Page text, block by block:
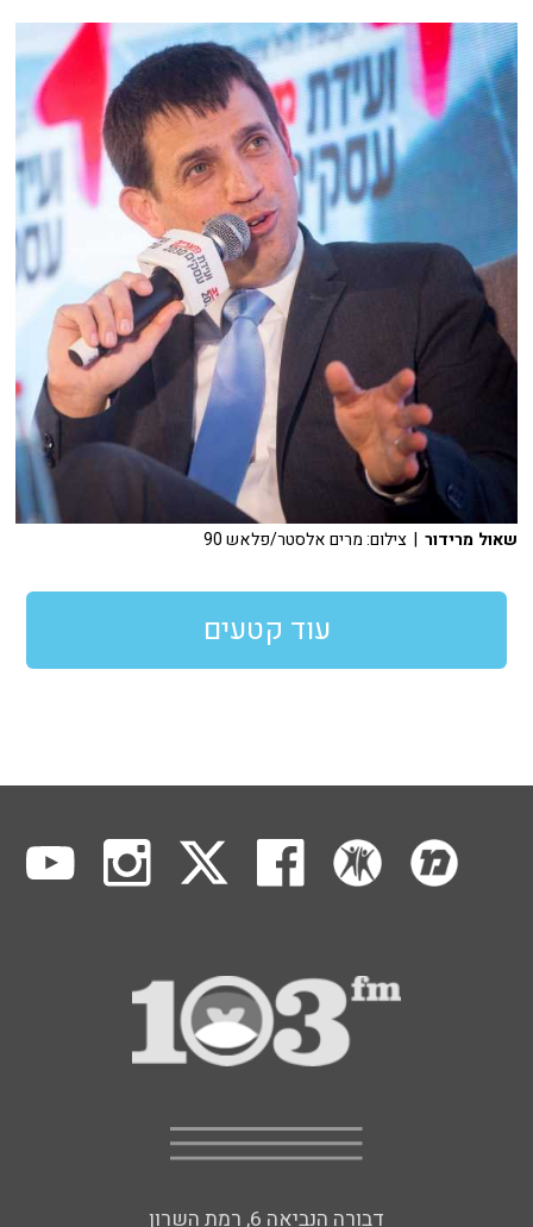
שאול מרידור | צילום: מרים אלסטר/פלאש 90
עוד קטעים
דבורה הנביאה 6, רמת השרון